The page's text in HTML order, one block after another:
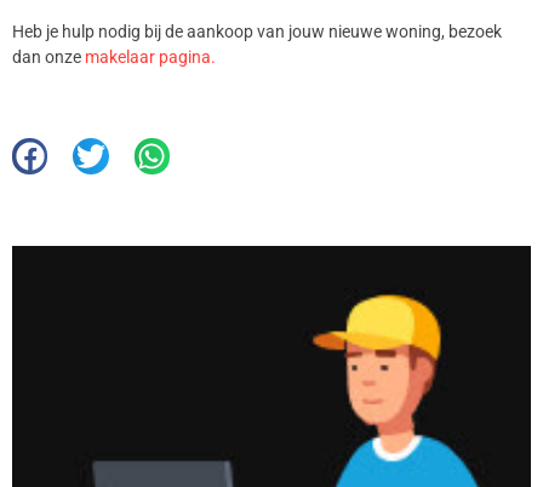
Heb je hulp nodig bij de aankoop van jouw nieuwe woning, bezoek
dan onze makelaar pagina.